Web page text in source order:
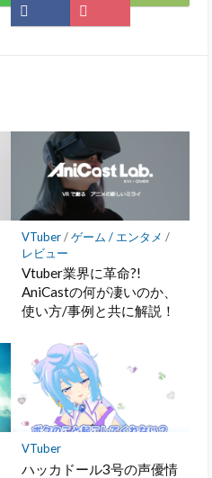
Facebook
で
Pocket
に
Feedly
VTuber/ゲーム / エンタメ /
レビュー
Vtuber業界に革命?!
AniCastの何が凄いのか、
使い方/事例と共に解説！
VTuber
ハッカドール3号の声優情